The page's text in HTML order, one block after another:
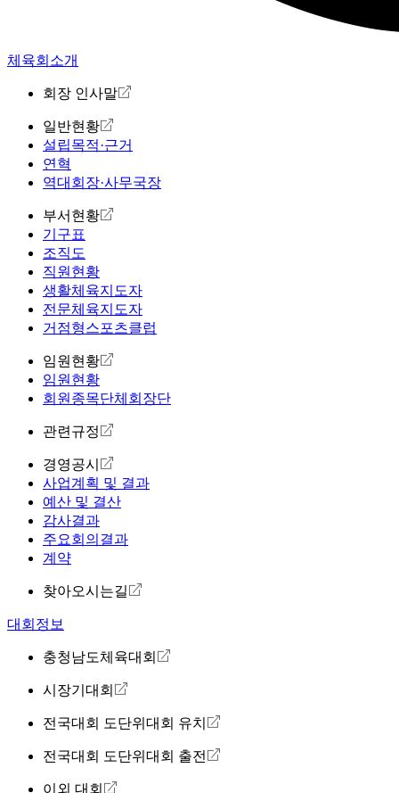
체육회소개
회장 인사말
일반현황
설립목적·근거
연혁
역대회장·사무국장
부서현황
기구표
조직도
직원현황
생활체육지도자
전문체육지도자
거점형스포츠클럽
임원현황
임원현황
회원종목단체회장단
관련규정
경영공시
사업계획 및 결과
예산 및 결산
감사결과
주요회의결과
계약
찾아오시는길
대회정보
충청남도체육대회
시장기대회
전국대회 도단위대회 유치
전국대회 도단위대회 출전
이외 대회